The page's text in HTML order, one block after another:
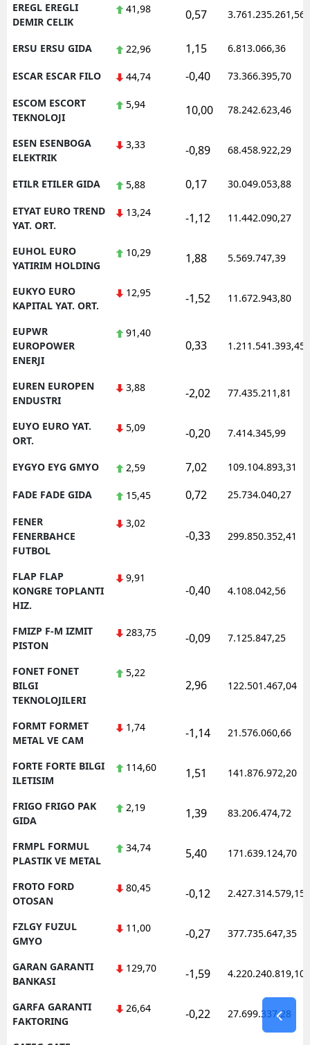
EREGL EREGLI
DEMIR CELIK
41,98 0,57 3.761.235.261,56
ERSU ERSU GIDA 22,96 1,15 6.813.066,36
ESCAR ESCAR FILO 44,74 -0,40 73.366.395,70
ESCOM ESCORT
TEKNOLOJI
5,94 10,00 78.242.623,46
ESEN ESENBOGA
ELEKTRIK
3,33 -0,89 68.458.922,29
ETILR ETILER GIDA 5,88 0,17 30.049.053,88
ETYAT EURO TREND
YAT. ORT.
13,24 -1,12 11.442.090,27
EUHOL EURO
YATIRIM HOLDING
10,29 1,88 5.569.747,39
EUKYO EURO
KAPITAL YAT. ORT.
12,95 -1,52 11.672.943,80
EUPWR
EUROPOWER
ENERJI
91,40
0,33 1.211.541.393,45
EUREN EUROPEN
ENDUSTRI
3,88 -2,02 77.435.211,81
EUYO EURO YAT.
ORT.
5,09 -0,20 7.414.345,99
EYGYO EYG GMYO 2,59 7,02 109.104.893,31
FADE FADE GIDA 15,45 0,72 25.734.040,27
FENER
FENERBAHCE
FUTBOL
3,02
-0,33 299.850.352,41
FLAP FLAP
KONGRE TOPLANTI
HIZ.
9,91
-0,40 4.108.042,56
FMIZP F-M IZMIT
PISTON
283,75 -0,09 7.125.847,25
FONET FONET
BILGI
TEKNOLOJILERI
5,22
2,96 122.501.467,04
FORMT FORMET
METAL VE CAM
1,74 -1,14 21.576.060,66
FORTE FORTE BILGI
ILETISIM
114,60 1,51 141.876.972,20
FRIGO FRIGO PAK
GIDA
2,19 1,39 83.206.474,72
FRMPL FORMUL
PLASTIK VE METAL
34,74 5,40 171.639.124,70
FROTO FORD
OTOSAN
80,45 -0,12 2.427.314.579,15
FZLGY FUZUL
GMYO
11,00 -0,27 377.735.647,35
GARAN GARANTI
BANKASI
129,70 -1,59 4.220.240.819,10
GARFA GARANTI
FAKTORING
26,64 -0,22 27.699.337,28